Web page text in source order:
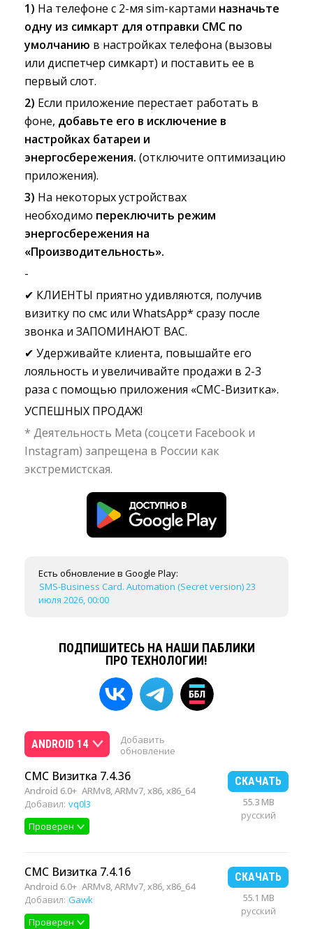
1) На телефоне с 2-мя sim-картами назначьте
одну из симкарт для отправки СМС по
умолчанию в настройках телефона (вызовы
или диспетчер симкарт) и поставить ее в
первый слот.
2) Если приложение перестает работать в
фоне, добавьте его в исключение в
настройках батареи и
энергосбережения. (отключите оптимизацию
приложения).
3) На некоторых устройствах
необходимо переключить режим
энергосбережения на
«Производительность».
-
✔ КЛИЕНТЫ приятно удивляются, получив
визитку по смс или WhatsApp* сразу после
звонка и ЗАПОМИНАЮТ ВАС.
✔ Удерживайте клиента, повышайте его
лояльность и увеличивайте продажи в 2-3
раза с помощью приложения «СМС-Визитка».
УСПЕШНЫХ ПРОДАЖ!
* Деятельность Meta (соцсети Facebook и
Instagram) запрещена в России как
экстремистская.
Есть обновление в Google Play:
SMS-Business Card. Automation (Secret version) 23
июля 2026, 00:00
ПОДПИШИТЕСЬ НА НАШИ ПАБЛИКИ
ПРО ТЕХНОЛОГИИ!
ANDROID 14
Добавить
обновление
СМС Визитка 7.4.36
Android 6.0+ ARMv8, ARMv7, x86, x86_64
Добавил: vq0l3
Проверен
СКАЧАТЬ
55.3 MB
русский
СМС Визитка 7.4.16
Android 6.0+ ARMv8, ARMv7, x86, x86_64
Добавил: Gawk
Проверен
СКАЧАТЬ
55.1 MB
русский